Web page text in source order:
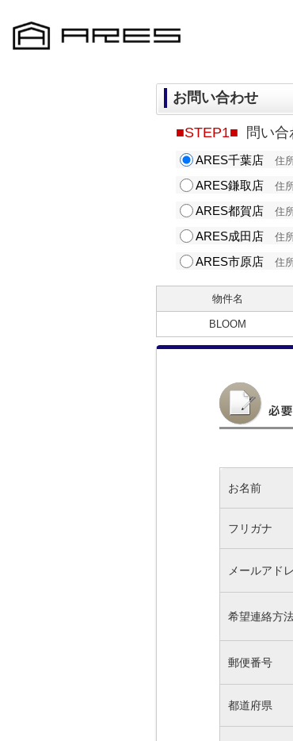
お問い合わせ
■STEP1■ 問い
ARES千葉店 住
ARES鎌取店 住
ARES都賀店 住
ARES成田店 住
ARES市原店 住
物件名
BLOOM
お名前
フリガナ
メールアド
希望連絡方
郵便番号
都道府県